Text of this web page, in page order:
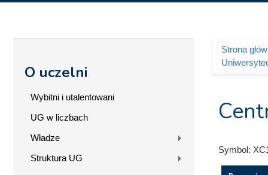
O uczelni
Wybitni i utalentowani
UG w liczbach
Władze
Struktura UG
Strona
Symbol: